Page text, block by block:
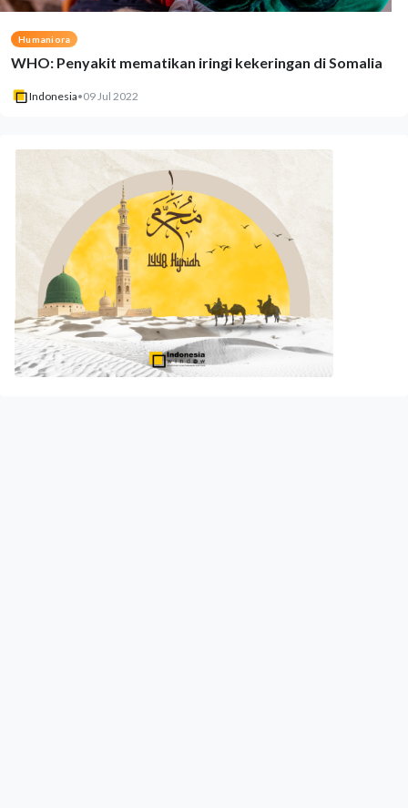
Humaniora
WHO: Penyakit mematikan iringi kekeringan di Somalia
Indonesia•09 Jul 2022